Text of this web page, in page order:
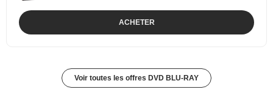
ACHETER
Voir toutes les offres DVD BLU-RAY